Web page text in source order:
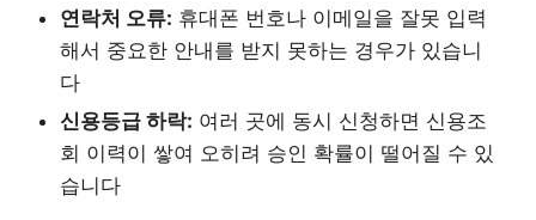
연락처 오류: 휴대폰 번호나 이메일을 잘못 입력
해서 중요한 안내를 받지 못하는 경우가 있습니
다
신용등급 하락: 여러 곳에 동시 신청하면 신용조
회 이력이 쌓여 오히려 승인 확률이 떨어질 수 있
습니다